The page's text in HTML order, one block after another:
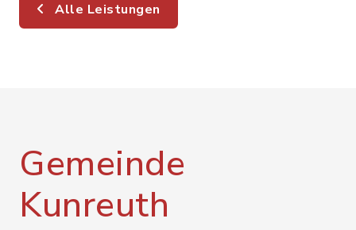
Alle Leistungen
Gemeinde
Kunreuth